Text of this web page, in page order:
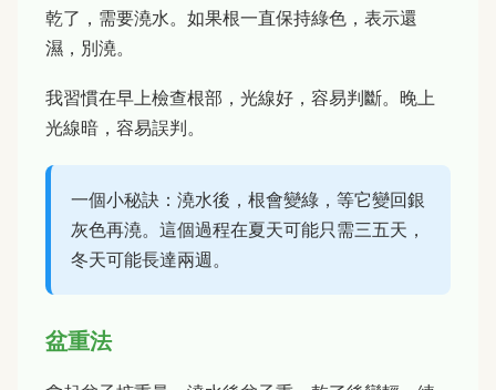
乾了，需要澆水。如果根一直保持綠色，表示還
濕，別澆。
我習慣在早上檢查根部，光線好，容易判斷。晚上
光線暗，容易誤判。
一個小秘訣：澆水後，根會變綠，等它變回銀
灰色再澆。這個過程在夏天可能只需三五天，
冬天可能長達兩週。
盆重法